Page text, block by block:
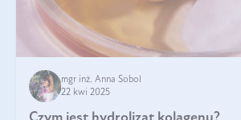
mgr inż. Anna Sobol
22 kwi 2025